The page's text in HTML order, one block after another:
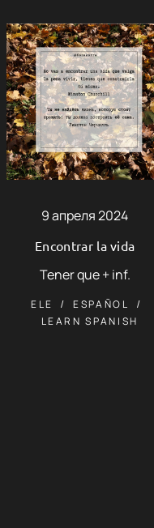
9 апреля 2024
Encontrar la vida
Tener que + inf.
ELE
ESPAÑOL
LEARN SPANISH